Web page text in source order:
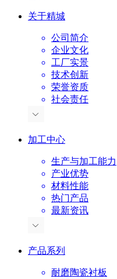
关于精城
公司简介
企业文化
工厂实景
技术创新
荣誉资质
社会责任
加工中心
生产与加工能力
产业优势
材料性能
热门产品
最新资讯
产品系列
耐磨陶瓷衬板